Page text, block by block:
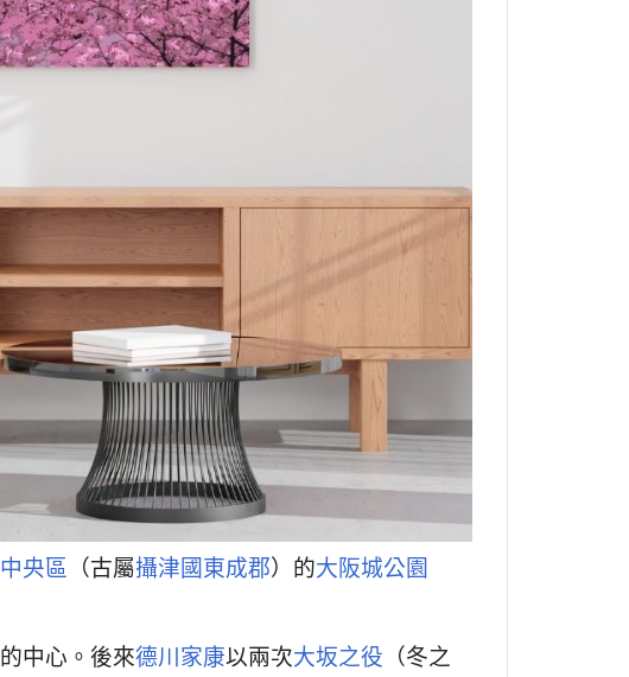
中央區 （古屬攝津國東成郡）的大阪城公園
的中心。後來德川家康以兩次大坂之役 （冬之